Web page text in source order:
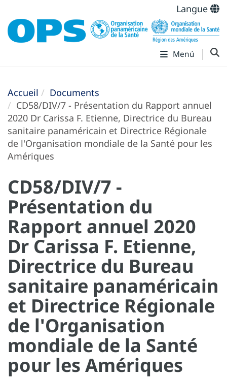
Langue
Menú
Accueil
Documents
CD58/DIV/7 - Présentation du Rapport annuel
2020 Dr Carissa F. Etienne, Directrice du Bureau
sanitaire panaméricain et Directrice Régionale
de l'Organisation mondiale de la Santé pour les
Amériques
CD58/DIV/7 -
Présentation du
Rapport annuel 2020
Dr Carissa F. Etienne,
Directrice du Bureau
sanitaire panaméricain
et Directrice Régionale
de l'Organisation
mondiale de la Santé
pour les Amériques